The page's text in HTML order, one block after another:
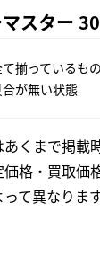
スター
揃っているも
が無い状態
あくまで掲載
格・買取価
て異なりま